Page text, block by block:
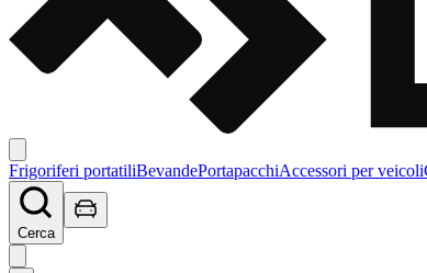
Frigoriferi portatiliBevandePortapacchiAccessori per veicoli
Cerca